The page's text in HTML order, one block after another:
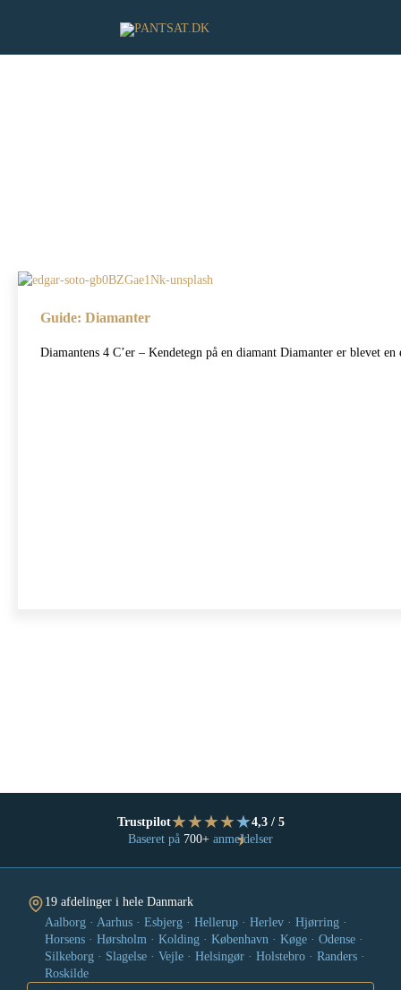
Guide: Diamanter
Diamantens 4 C’er – Kendetegn på en diamant Diamanter er blevet
Trustpilot★★★★★
★
4,3 / 5
Baseret på 700+ anmeldelser
19 afdelinger i hele Danmark
Aalborg · Aarhus · Esbjerg · Hellerup · Herlev · Hjørring ·
Horsens · Hørsholm · Kolding · København · Køge · Odense ·
Silkeborg · Slagelse · Vejle · Helsingør · Holstebro · Randers ·
Roskilde